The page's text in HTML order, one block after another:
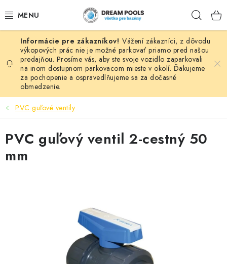
na
BAZÉNY
VÍRIVKY
ASEKO PRÍSLUŠENSTVO
NÁHRADNÉ DIELY
Vážení zákazníci, z dôvodu
výkopových prác nie je možné parkovať priamo pred našou
predajňou. Prosíme vás, aby ste svoje vozidlo zaparkovali
na inom dostupnom parkovacom mieste v okolí. Ďakujeme
za pochopenie a ospravedlňujeme sa za dočasné
obmedzenie.
PVC guľové ventily
PVC guľový ventil 2-cestný 50
mm